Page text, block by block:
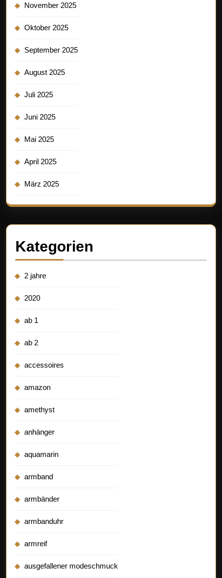
November 2025
Oktober 2025
September 2025
August 2025
Juli 2025
Juni 2025
Mai 2025
April 2025
März 2025
Kategorien
2 jahre
2020
ab 1
ab 2
accessoires
amazon
amethyst
anhänger
aquamarin
armband
armbänder
armbanduhr
armreif
ausgefallener modeschmuck